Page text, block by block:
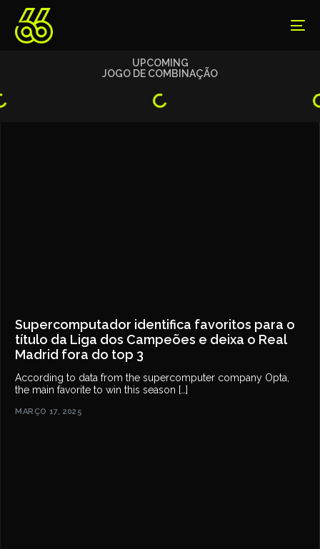
UPCOMING
JOGO DE COMBINAÇÃO
Supercomputador identifica favoritos para o
título da Liga dos Campeões e deixa o Real
Madrid fora do top 3
According to data from the supercomputer company Opta,
the main favorite to win this season […]
MARÇO 17, 2025